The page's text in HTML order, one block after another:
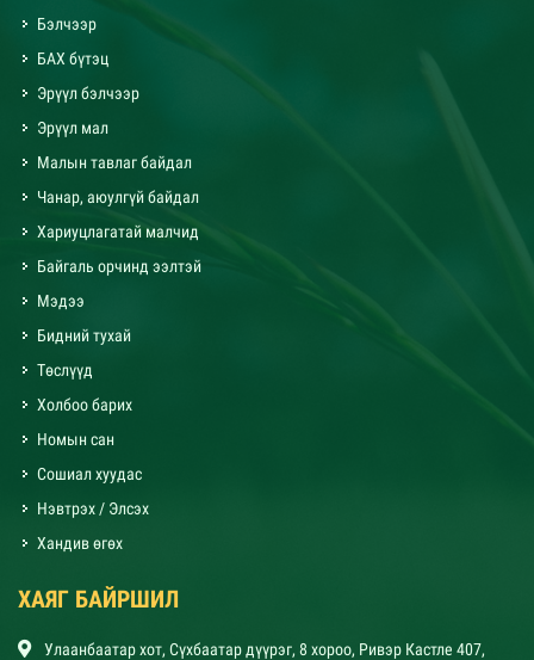
Бэлчээр
БАХ бүтэц
Эрүүл бэлчээр
Эрүүл мал
Малын тавлаг байдал
Чанар, аюулгүй байдал
Хариуцлагатай малчид
Байгаль орчинд ээлтэй
Мэдээ
Бидний тухай
Төслүүд
Холбоо барих
Номын сан
Сошиал хуудас
Нэвтрэх / Элсэх
Хандив өгөх
ХАЯГ БАЙРШИЛ
Улаанбаатар хот, Сүхбаатар дүүрэг, 8 хороо, Ривэр Кастле 407,